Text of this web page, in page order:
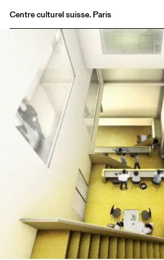
Centre culturel suisse. Paris
Archives
Médiathèque
Éditions
Informations